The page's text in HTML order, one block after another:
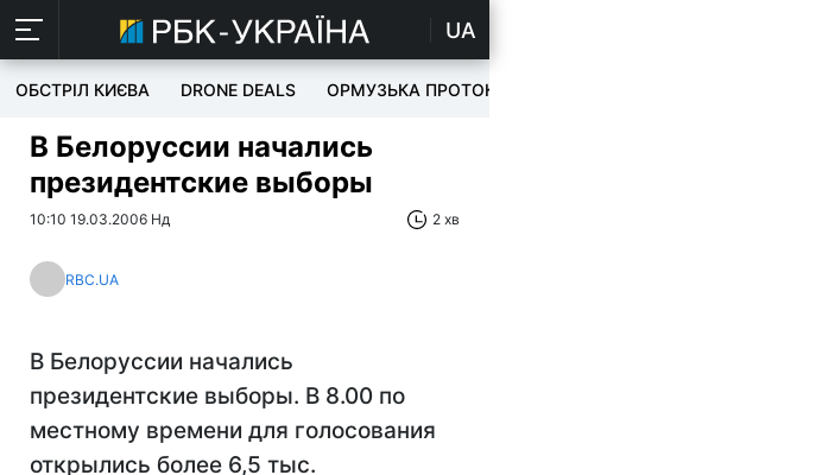
UA
ОБСТРІЛ КИЄВА DRONE DEALS ОРМУЗЬКА ПРОТОКА
В Белоруссии начались
президентские выборы
10:10 19.03.2006 Нд 2 хв
RBC.UA
В Белоруссии начались
президентские выборы. В 8.00 по
местному времени для голосования
открылись более 6,5 тыс.